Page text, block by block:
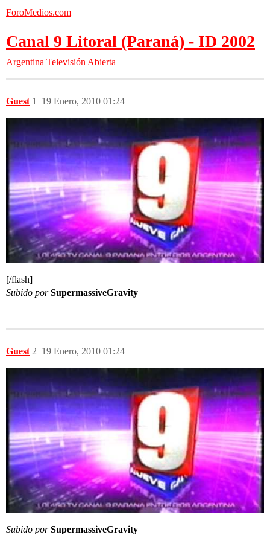
ForoMedios.com
Canal 9 Litoral (Paraná) - ID 2002
Argentina Televisión Abierta
Guest 19 Enero, 2010 01:24
1
[/flash]
Subido por SupermassiveGravity
Guest 19 Enero, 2010 01:24
2
Subido por SupermassiveGravity